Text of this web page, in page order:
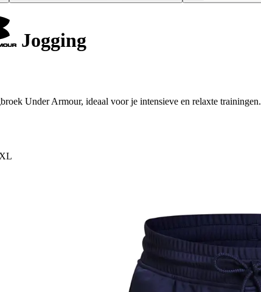
Jogging
Under Armour, ideaal voor je intensieve en relaxte trainingen.